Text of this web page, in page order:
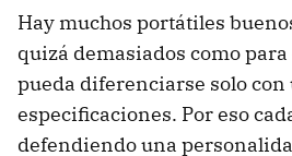
Hay muchos portátiles
quizá demasiados como
pueda diferenciarse solo con
especificaciones. Por eso
defendiendo una